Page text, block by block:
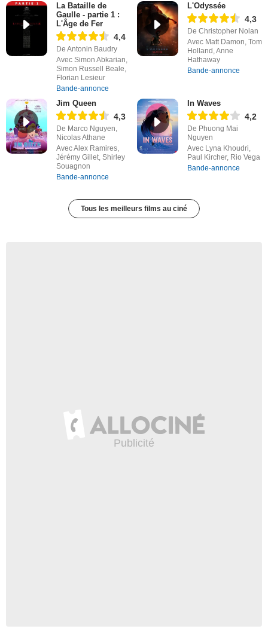
La Bataille de
Gaulle - partie 1 :
L'Âge de Fer
4,4
De Antonin Baudry
Avec Simon Abkarian,
Simon Russell Beale,
Florian Lesieur
Bande-annonce
L'Odyssée
4,3
De Christopher Nolan
Avec Matt Damon, Tom
Holland, Anne
Hathaway
Bande-annonce
Jim Queen
4,3
De Marco Nguyen,
Nicolas Athane
Avec Alex Ramires,
Jérémy Gillet, Shirley
Souagnon
Bande-annonce
In Waves
4,2
De Phuong Mai
Nguyen
Avec Lyna Khoudri,
Paul Kircher, Rio Vega
Bande-annonce
Tous les meilleurs films au ciné